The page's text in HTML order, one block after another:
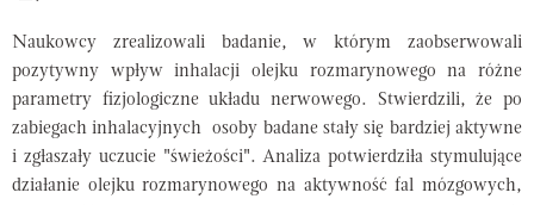
Naukowcy zrealizowali badanie, w którym zaobserwowali
pozytywny wpływ inhalacji olejku rozmarynowego na różne
parametry fizjologiczne układu nerwowego. Stwierdzili, że po
zabiegach inhalacyjnych osoby badane stały się bardziej aktywne
i zgłaszały uczucie "świeżości". Analiza potwierdziła stymulujące
działanie olejku rozmarynowego na aktywność fal mózgowych,